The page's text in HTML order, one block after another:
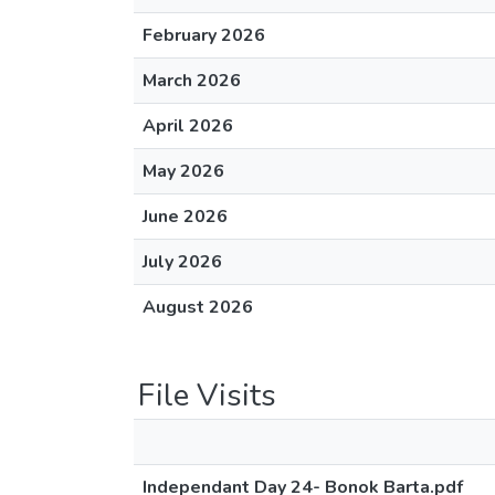
February 2026
March 2026
April 2026
May 2026
June 2026
July 2026
August 2026
File Visits
Independant Day 24- Bonok Barta.pdf